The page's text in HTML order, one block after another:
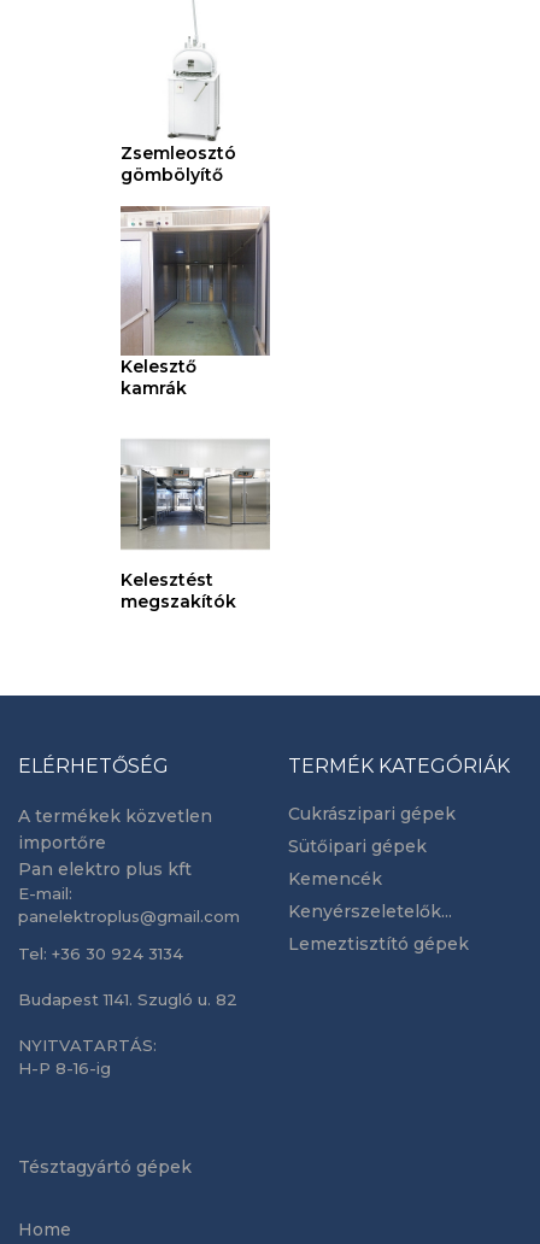
Zsemleosztó
gömbölyítő
Kelesztő
kamrák
Kelesztést
megszakítók
ELÉRHETŐSÉG
A termékek közvetlen
importőre
Pan elektro plus kft
E-mail:
panelektroplus@gmail.com
Tel: +36 30 924 3134
Budapest 1141. Szugló u. 82
NYITVATARTÁS:
H-P 8-16-ig
TERMÉK KATEGÓRIÁK
Cukrászipari gépek
Sütőipari gépek
Kemencék
Kenyérszeletelők...
Lemeztisztító gépek
Tésztagyártó gépek
Home